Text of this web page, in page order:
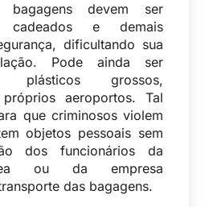
devem ser
cadeados e demais
dificultando sua
Pode ainda ser
plásticos grossos,
aeroportos. Tal
que criminosos violem
objetos pessoais sem
dos funcionários da
ou da empresa
das bagagens.